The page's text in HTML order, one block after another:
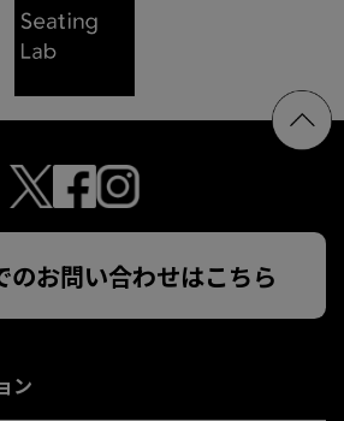
のお問い合わせはこちら
ン